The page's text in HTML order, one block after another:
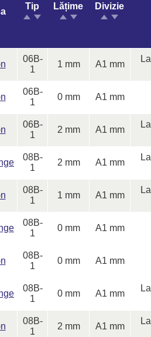
Tip Lățime Divizie
06B-
1
1 mm A1 mm
06B-
1
0 mm A1 mm
06B-
1
2 mm A1 mm
08B-
1
2 mm A1 mm
08B-
1
1 mm A1 mm
08B-
1
0 mm A1 mm
08B-
1
0 mm A1 mm
08B-
1
0 mm A1 mm
08B-
1
2 mm A1 mm